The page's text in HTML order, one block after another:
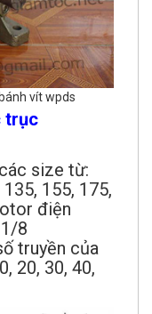
vít wpds
trục
size từ:
155, 175,
điện
8
truyền của
20, 30, 40,